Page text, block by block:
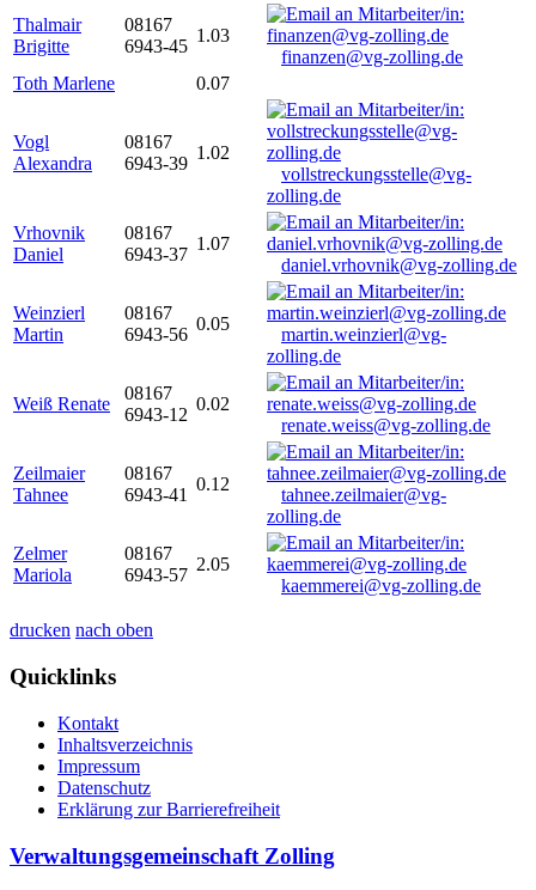
Thalmair
Brigitte
08167
6943-45
1.03
finanzen@vg-zolling.de
Toth Marlene
0.07
Vogl
Alexandra
08167
6943-39
1.02
vollstreckungsstelle@vg-
zolling.de
Vrhovnik
Daniel
08167
6943-37
1.07
daniel.vrhovnik@vg-zolling.de
Weinzierl
Martin
08167
6943-56
0.05
martin.weinzierl@vg-
zolling.de
Weiß Renate
08167
6943-12
0.02
renate.weiss@vg-zolling.de
Zeilmaier
Tahnee
08167
6943-41
0.12
tahnee.zeilmaier@vg-
zolling.de
Zelmer
Mariola
08167
6943-57
2.05
kaemmerei@vg-zolling.de
drucken nach oben
Quicklinks
Kontakt
Inhaltsverzeichnis
Impressum
Datenschutz
Erklärung zur Barrierefreiheit
Verwaltungsgemeinschaft Zolling